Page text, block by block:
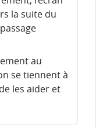
la suite du
au
se tiennent à
les aider et